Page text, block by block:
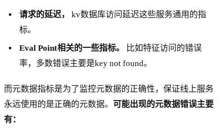
请求的延迟，
kv数据库访问延迟这些服务通用的指
标。
Eval Point相关的一些指标。
比如特征访问的错误
率，多数错误主要是key not found。
而元数据指标是为了监控元数据的正确性，保证线上服务
永远使用的是正确的元数据。 可能出现的元数据错误主要
有：